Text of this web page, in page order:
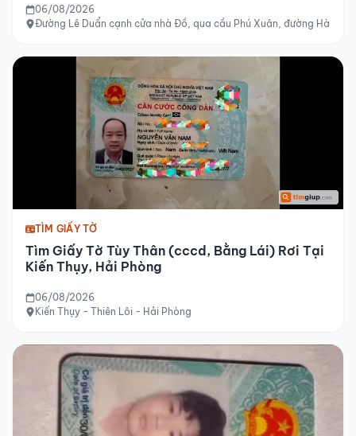
06/08/2026
Đường Lê Duẩn cạnh cửa nhà Đồ, qua cầu Phú Xuân, đường Hà Nội
TÌM GIẤY TỜ
Tìm Giấy Tờ Tùy Thân (cccd, Bằng Lái) Rơi Tại
Kiến Thụy, Hải Phòng
06/08/2026
Kiến Thụy - Thiên Lôi - Hải Phòng